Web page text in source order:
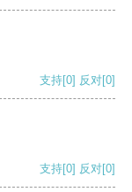
支持[0] 反对[0]
支持[0] 反对[0]